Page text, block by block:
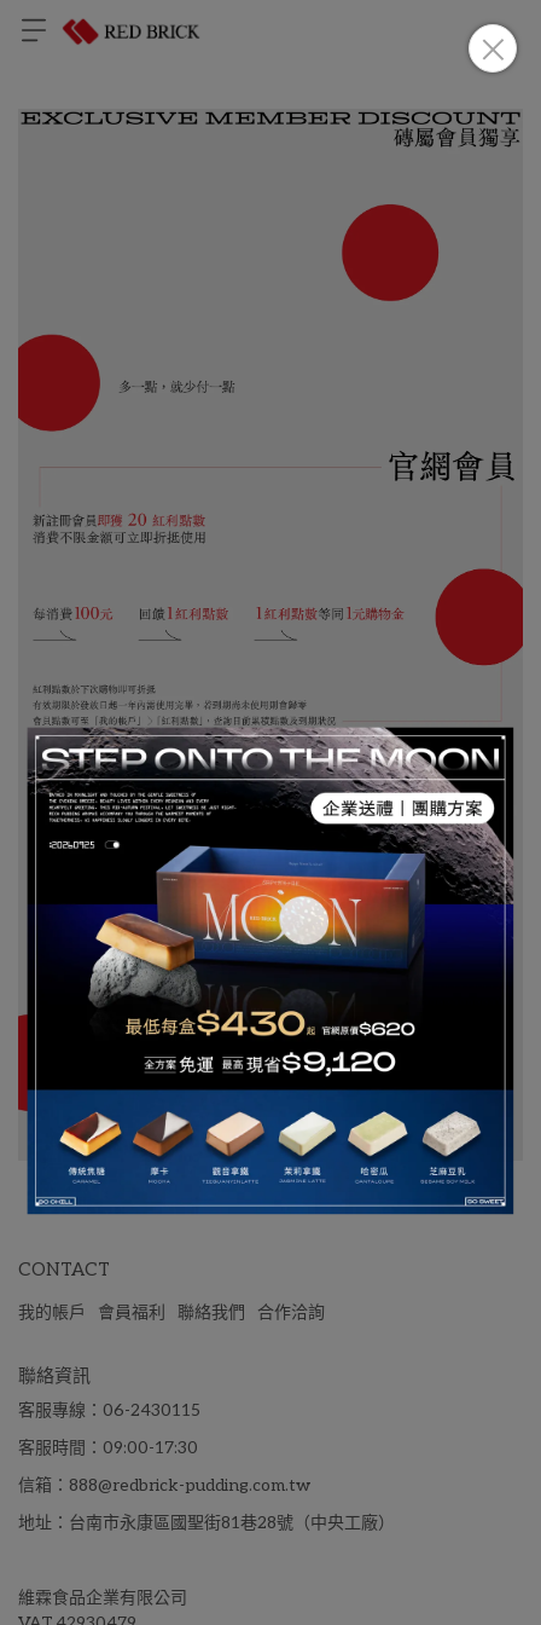
CONTACT
我的帳戶 會員福利 聯絡我們 合作洽詢
聯絡資訊
客服專線：06-2430115
客服時間：09:00-17:30
信箱：888@redbrick-pudding.com.tw
地址：台南市永康區國聖街81巷28號（中央工廠）
維霖食品企業有限公司